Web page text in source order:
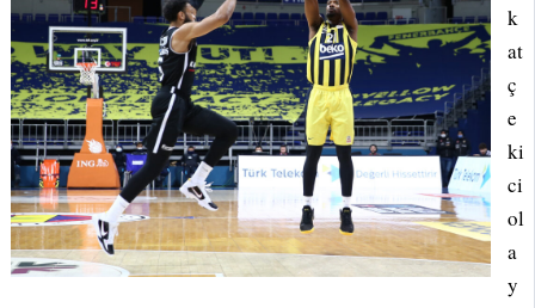
k
at
ç
e
ki
ci
ol
a
y